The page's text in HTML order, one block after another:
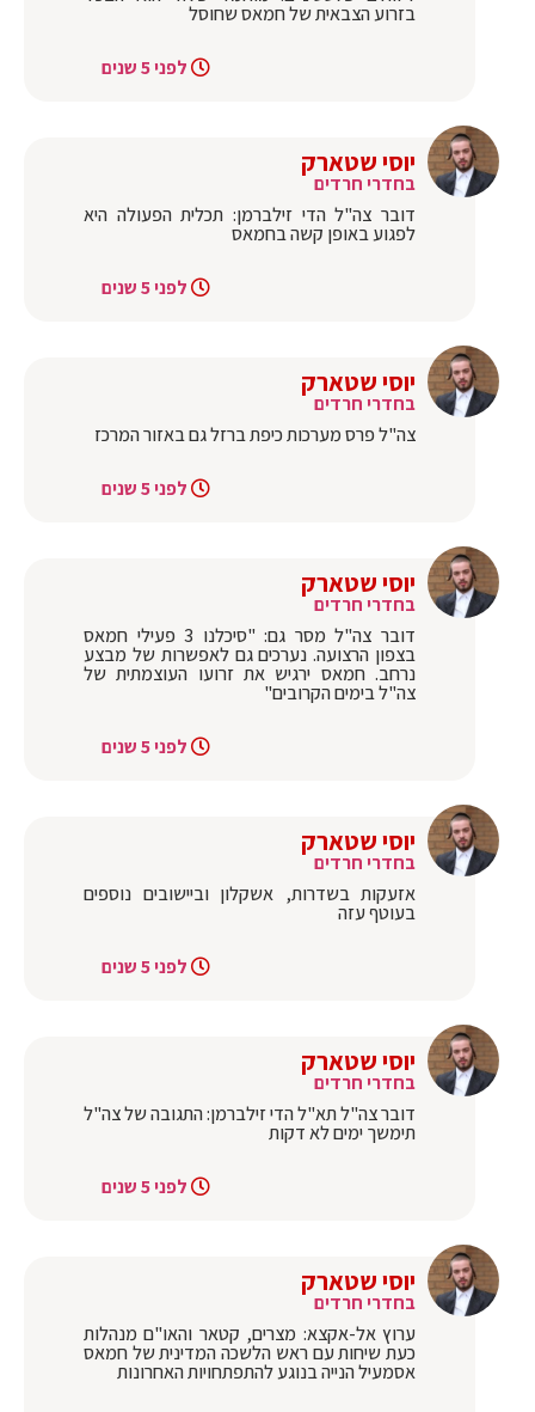
בזרוע הצבאית של חמאס שחוסל
לפני 5 שנים
יוסי שטארק
בחדרי חרדים
דובר צה"ל הדי זילברמן: תכלית הפעולה היא
לפגוע באופן קשה בחמאס
לפני 5 שנים
יוסי שטארק
בחדרי חרדים
צה"ל פרס מערכות כיפת ברזל גם באזור המרכז
לפני 5 שנים
יוסי שטארק
בחדרי חרדים
דובר צה"ל מסר גם: "סיכלנו 3 פעילי חמאס
בצפון הרצועה. נערכים גם לאפשרות של מבצע
נרחב. חמאס ירגיש את זרועו העוצמתית של
צה"ל בימים הקרובים"
לפני 5 שנים
יוסי שטארק
בחדרי חרדים
אזעקות בשדרות, אשקלון וביישובים נוספים
בעוטף עזה
לפני 5 שנים
יוסי שטארק
בחדרי חרדים
דובר צה"ל תא"ל הדי זילברמן: התגובה של צה"ל
תימשך ימים לא דקות
לפני 5 שנים
יוסי שטארק
בחדרי חרדים
ערוץ אל-אקצא: מצרים, קטאר והאו"ם מנהלות
כעת שיחות עם ראש הלשכה המדינית של חמאס
אסמעיל הנייה בנוגע להתפתחויות האחרונות